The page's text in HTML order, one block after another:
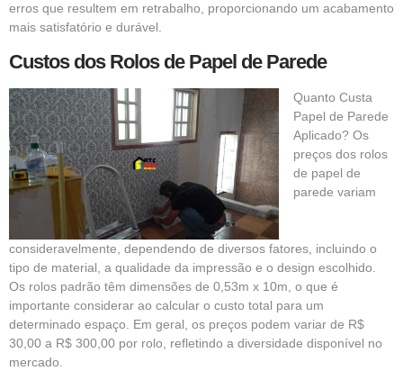
erros que resultem em retrabalho, proporcionando um acabamento
mais satisfatório e durável.
Custos dos Rolos de Papel de Parede
Quanto Custa
Papel de Parede
Aplicado? Os
preços dos rolos
de papel de
parede variam
consideravelmente, dependendo de diversos fatores, incluindo o
tipo de material, a qualidade da impressão e o design escolhido.
Os rolos padrão têm dimensões de 0,53m x 10m, o que é
importante considerar ao calcular o custo total para um
determinado espaço. Em geral, os preços podem variar de R$
30,00 a R$ 300,00 por rolo, refletindo a diversidade disponível no
mercado.